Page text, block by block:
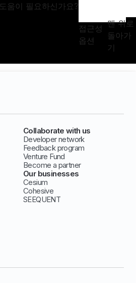
도움이 필요하신가요?
접근성
옵션
맨 위로
돌아가
기
Collaborate with us
Developer network
Feedback program
Venture Fund
Become a partner
Our businesses
Cesium
Cohesive
SEEQUENT